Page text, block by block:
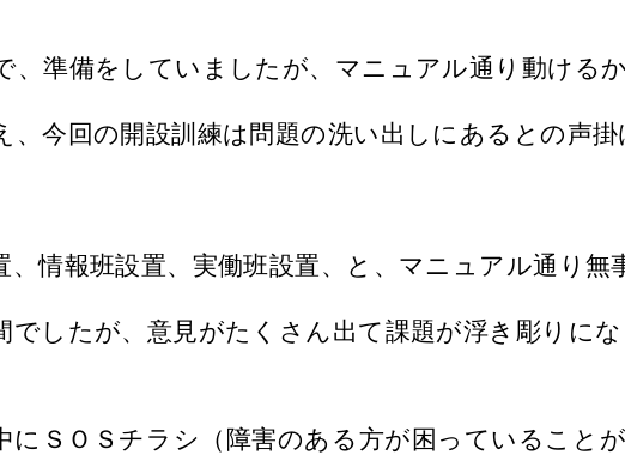
、準備をしていましたが、マニュアル通り動けるか
、今回の開設訓練は問題の洗い出しにあるとの声掛
、情報班設置、実働班設置、と、マニュアル通り無
でしたが、意見がたくさん出て課題が浮き彫りにな
にＳＯＳチラシ（障害のある方が困っていること